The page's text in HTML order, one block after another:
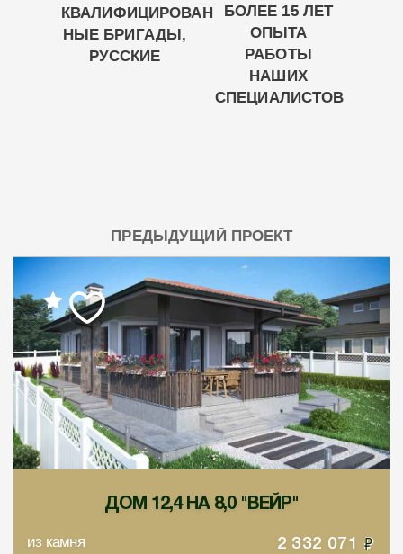
КВАЛИФИЦИРОВАН
НЫЕ БРИГАДЫ,
РУССКИЕ
БОЛЕЕ 15 ЛЕТ
ОПЫТА
РАБОТЫ
НАШИХ
СПЕЦИАЛИСТОВ
ПРЕДЫДУЩИЙ ПРОЕКТ
ДОМ 12,4 НА 8,0 "ВЕЙР"
из камня 2 332 071